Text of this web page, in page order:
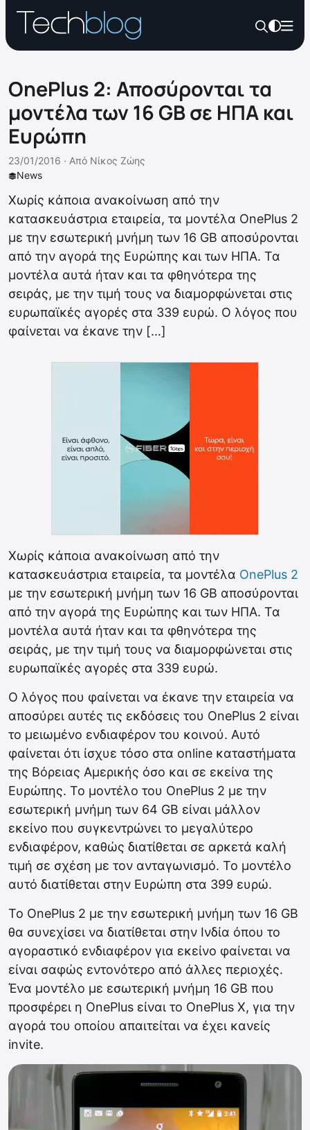
OnePlus 2: Αποσύρονται τα
μοντέλα των 16 GB σε ΗΠΑ και
Ευρώπη
News
23/01/2016 · Από Νίκος Ζώης
Χωρίς κάποια ανακοίνωση από την
κατασκευάστρια εταιρεία, τα μοντέλα OnePlus 2
με την εσωτερική μνήμη των 16 GB αποσύρονται
από την αγορά της Ευρώπης και των ΗΠΑ. Τα
μοντέλα αυτά ήταν και τα φθηνότερα της
σειράς, με την τιμή τους να διαμορφώνεται στις
ευρωπαϊκές αγορές στα 339 ευρώ. Ο λόγος που
φαίνεται να έκανε την […]
Χωρίς κάποια ανακοίνωση από την
κατασκευάστρια εταιρεία, τα μοντέλα OnePlus 2
με την εσωτερική μνήμη των 16 GB αποσύρονται
από την αγορά της Ευρώπης και των ΗΠΑ. Τα
μοντέλα αυτά ήταν και τα φθηνότερα της
σειράς, με την τιμή τους να διαμορφώνεται στις
ευρωπαϊκές αγορές στα 339 ευρώ.
Ο λόγος που φαίνεται να έκανε την εταιρεία να
αποσύρει αυτές τις εκδόσεις του OnePlus 2 είναι
το μειωμένο ενδιαφέρον του κοινού. Αυτό
φαίνεται ότι ίσχυε τόσο στα online καταστήματα
της Βόρειας Αμερικής όσο και σε εκείνα της
Ευρώπης. Το μοντέλο του ΟnePlus 2 με την
εσωτερική μνήμη των 64 GB είναι μάλλον
εκείνο που συγκεντρώνει το μεγαλύτερο
ενδιαφέρον, καθώς διατίθεται σε αρκετά καλή
τιμή σε σχέση με τον ανταγωνισμό. Το μοντέλο
αυτό διατίθεται στην Ευρώπη στα 399 ευρώ.
To OnePlus 2 με την εσωτερική μνήμη των 16 GB
θα συνεχίσει να διατίθεται στην Ινδία όπου το
αγοραστικό ενδιαφέρον για εκείνο φαίνεται να
είναι σαφώς εντονότερο από άλλες περιοχές.
Ένα μοντέλο με εσωτερική μνήμη 16 GB που
προσφέρει η OnePlus είναι το OnePlus X, για την
αγορά του οποίου απαιτείται να έχει κανείς
invite.